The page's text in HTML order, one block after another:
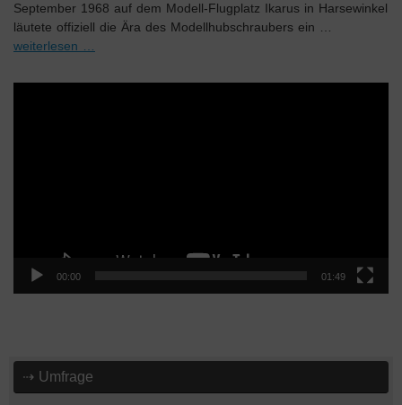
September 1968 auf dem Modell-Flugplatz Ikarus in Harsewinkel
läutete offiziell die Ära des Modellhubschraubers ein …
weiterlesen …
00:00 01:49
⇢ Umfrage